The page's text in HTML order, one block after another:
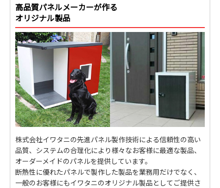
高品質パネルメーカーが作る
オリジナル製品
株式会社イワタニの先進パネル製作技術による信頼性の高い
品質、システムの合理化により様々なお客様に最適な製品、
オーダーメイドのパネルを提供しています。
断熱性に優れたパネルで製作した製品を業務用だけでなく、
一般のお客様にもイワタニのオリジナル製品としてご提供さ